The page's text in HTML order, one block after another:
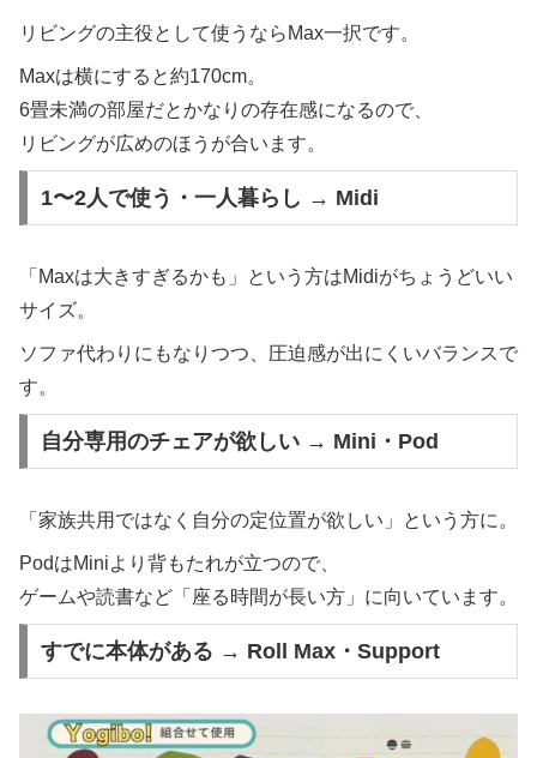
リビングの主役として使うならMax一択です。
Maxは横にすると約170cm。
6畳未満の部屋だとかなりの存在感になるので、
リビングが広めのほうが合います。
1〜2人で使う・一人暮らし → Midi
「Maxは大きすぎるかも」という方はMidiがちょうどいい
サイズ。
ソファ代わりにもなりつつ、圧迫感が出にくいバランスで
す。
自分専用のチェアが欲しい → Mini・Pod
「家族共用ではなく自分の定位置が欲しい」という方に。
PodはMiniより背もたれが立つので、
ゲームや読書など「座る時間が長い方」に向いています。
すでに本体がある → Roll Max・Support